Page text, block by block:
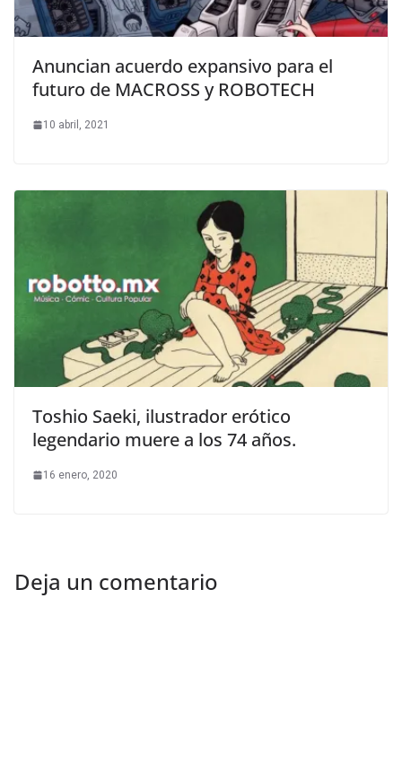
Anuncian acuerdo expansivo para el
futuro de MACROSS y ROBOTECH
10 abril, 2021
Toshio Saeki, ilustrador erótico
legendario muere a los 74 años.
16 enero, 2020
Deja un comentario